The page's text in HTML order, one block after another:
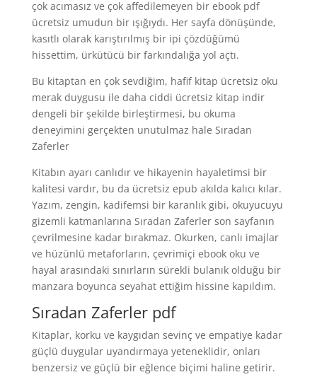
çok acımasız ve çok affedilemeyen bir ebook pdf
ücretsiz umudun bir ışığıydı. Her sayfa dönüşünde,
kasıtlı olarak karıştırılmış bir ipi çözdüğümü
hissettim, ürkütücü bir farkındalığa yol açtı.
Bu kitaptan en çok sevdiğim, hafif kitap ücretsiz oku
merak duygusu ile daha ciddi ücretsiz kitap indir
dengeli bir şekilde birleştirmesi, bu okuma
deneyimini gerçekten unutulmaz hale Sıradan
Zaferler
Kitabın ayarı canlıdır ve hikayenin hayaletimsi bir
kalitesi vardır, bu da ücretsiz epub akılda kalıcı kılar.
Yazım, zengin, kadifemsi bir karanlık gibi, okuyucuyu
gizemli katmanlarına Sıradan Zaferler son sayfanın
çevrilmesine kadar bırakmaz. Okurken, canlı imajlar
ve hüzünlü metaforların, çevrimiçi ebook oku ve
hayal arasındaki sınırların sürekli bulanık olduğu bir
manzara boyunca seyahat ettiğim hissine kapıldım.
Sıradan Zaferler pdf
Kitaplar, korku ve kaygıdan sevinç ve empatiye kadar
güçlü duygular uyandırmaya yeteneklidir, onları
benzersiz ve güçlü bir eğlence biçimi haline getirir.